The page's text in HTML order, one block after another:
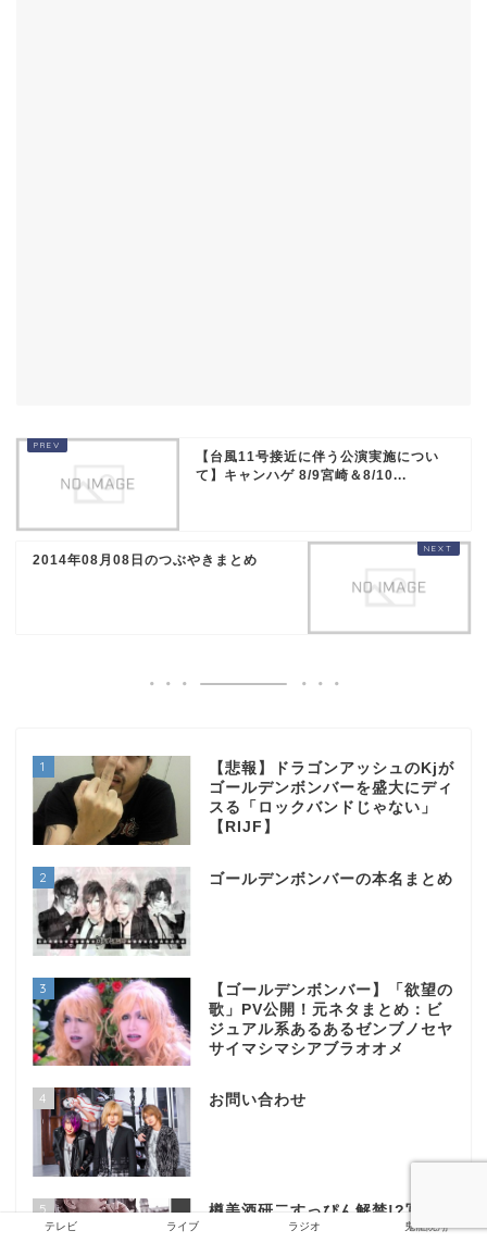
【台風11号接近に伴う公演実施につい
て】キャンハゲ 8/9宮崎＆8/10...
2014年08月08日のつぶやきまとめ
1
【悲報】ドラゴンアッシュのKjが
ゴールデンボンバーを盛大にディ
スる「ロックバンドじゃない」
【RIJF】
2 ゴールデンボンバーの本名まとめ
3
【ゴールデンボンバー】「欲望の
歌」PV公開！元ネタまとめ：ビ
ジュアル系あるあるゼンブノセヤ
サイマシマシアブラオオメ
4 お問い合わせ
5
樽美酒研二すっぴん解禁!?写真集
裏表紙で超絶イケメン素顔ショッ
テレビ ライブ ラジオ 鬼龍院翔